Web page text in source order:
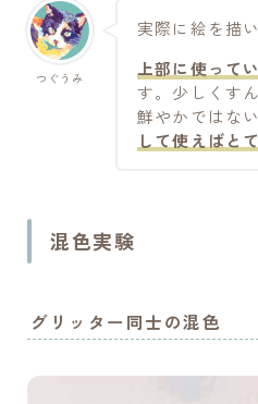
つぐうみ
実際に絵を描
上部に使って
す。少しくす
鮮やかではな
して使えばと
混色実験
グリッター同士の混色